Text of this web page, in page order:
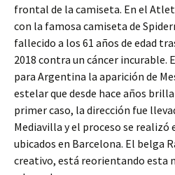
frontal de la camiseta. En el
con la famosa camiseta de
fallecido a los 61 años de edad
2018 contra un cáncer incurable.
para Argentina la aparición de
estelar que desde hace años
primer caso, la dirección fue
Mediavilla y el proceso se
ubicados en Barcelona. El belga
creativo, está reorientando esta